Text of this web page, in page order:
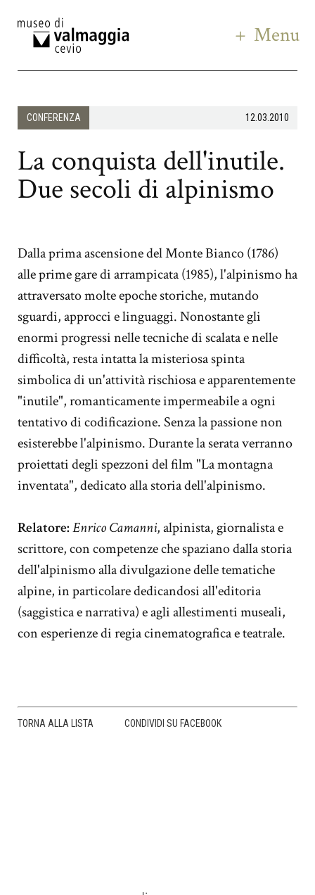
Menu
CONFERENZA 12.03.2010
La conquista dell'inutile.
Due secoli di alpinismo
Dalla prima ascensione del Monte Bianco (1786)
alle prime gare di arrampicata (1985), l'alpinismo ha
attraversato molte epoche storiche, mutando
sguardi, approcci e linguaggi. Nonostante gli
enormi progressi nelle tecniche di scalata e nelle
difficoltà, resta intatta la misteriosa spinta
simbolica di un'attività rischiosa e apparentemente
"inutile", romanticamente impermeabile a ogni
tentativo di codificazione. Senza la passione non
esisterebbe l'alpinismo. Durante la serata verranno
proiettati degli spezzoni del film "La montagna
inventata", dedicato alla storia dell'alpinismo.
Relatore:Enrico Camanni, alpinista, giornalista e
scrittore, con competenze che spaziano dalla storia
dell'alpinismo alla divulgazione delle tematiche
alpine, in particolare dedicandosi all'editoria
(saggistica e narrativa) e agli allestimenti museali,
con esperienze di regia cinematografica e teatrale.
TORNA ALLA LISTA CONDIVIDI SU FACEBOOK